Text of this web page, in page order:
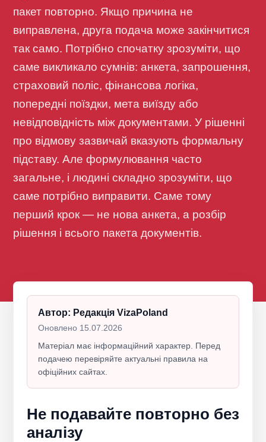
пакет повторно. Якщо причина не
виправлена, друга подача може закінчитися
так само. Потрібно спочатку зрозуміти, що
саме викликало сумнів: анкета, запрошення,
страховий поліс, фінансова логіка,
попередні поїздки, мета виїзду або
невідповідність між документами. У рішенні
про відмову зазвичай вказують формальну
підставу. Але формулювання часто
загальне, і людині складно зрозуміти, що
саме потрібно виправити. Саме тому
перший крок — не нова анкета, а розбір
рішення і всього пакета документів.
Автор: Редакція VizaPoland
Оновлено 15.07.2026
Матеріал має інформаційний характер. Перед
подачею перевіряйте актуальні правила на
офіційних сайтах.
Не подавайте повторно без
аналізу